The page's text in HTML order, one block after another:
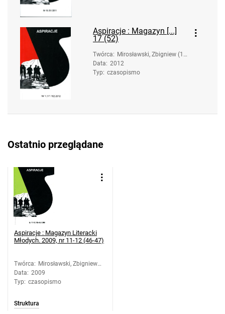
Aspiracje : Magazyn [...]
17 (52)
Twórca: Mirosławski, Zbigniew (19
58-). Oprac.
Data: 2012
Typ: czasopismo
Ostatnio przeglądane
Aspiracje : Magazyn Literacki
Młodych. 2009, nr 11-12 (46-47)
Twórca: Mirosławski, Zbigniew
(1958-). Oprac.
Data: 2009
Typ: czasopismo
Struktura